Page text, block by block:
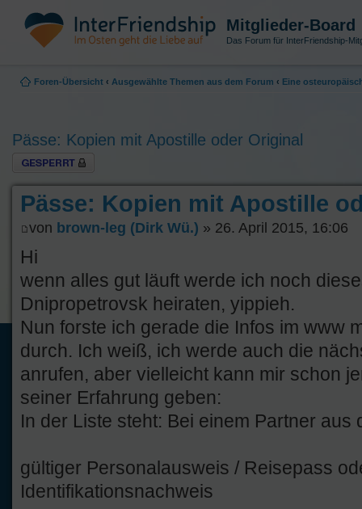
Mitglieder-Board
Das Forum für InterFriendship-
Foren-Übersicht ‹ Ausgewählte Themen aus dem Forum ‹ Eine
Pässe: Kopien mit Apostille oder Original
Thema gesperrt
Pässe: Kopien mit Apostille
von brown-leg (Dirk Wü.) » 26. April 2015, 16:06
Hi
wenn alles gut läuft werde ich noch
Dnipropetrovsk heiraten, yippieh.
Nun forste ich gerade die Infos im www
durch. Ich weiß, ich werde auch die
anrufen, aber vielleicht kann mir schon
seiner Erfahrung geben:
In der Liste steht: Bei einem Partner aus
gültiger Personalausweis / Reisepass
Identifikationsnachweis